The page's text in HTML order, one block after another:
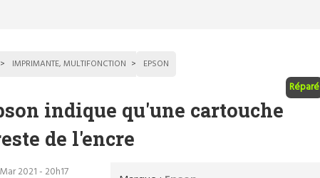
IMPRIMANTE, MULTIFONCTION EPSON
Réparé
indique qu'une cartouche
de l'encre
2021 - 20h17